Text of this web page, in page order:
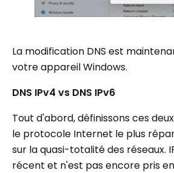
La modification DNS est
votre appareil Windows.
DNS IPv4 vs DNS IPv6
Tout d'abord, définissons ces
le protocole Internet le plus
sur la quasi-totalité des réseaux.
récent et n'est pas encore pris